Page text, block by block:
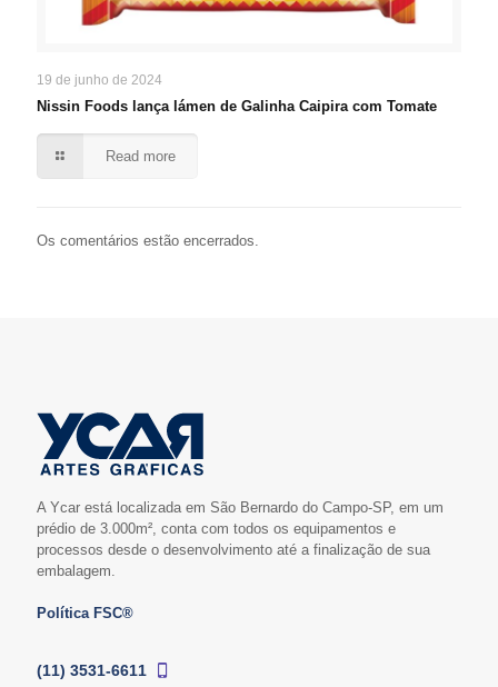
19 de junho de 2024
Nissin Foods lança lámen de Galinha Caipira com Tomate
Read more
Os comentários estão encerrados.
A Ycar está localizada em São Bernardo do Campo-SP, em um
prédio de 3.000m², conta com todos os equipamentos e
processos desde o desenvolvimento até a finalização de sua
embalagem.
Política FSC®
(11) 3531-6611